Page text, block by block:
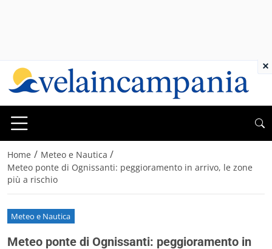
Home / Meteo e Nautica /
Meteo ponte di Ognissanti: peggioramento in arrivo, le zone
più a rischio
Meteo e Nautica
Meteo ponte di Ognissanti: peggioramento in
×